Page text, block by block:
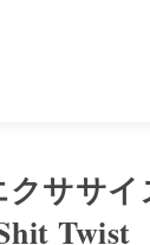
クササイ
Twist